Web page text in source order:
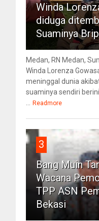
Winda
diduga
Suaminya
Medan, RN Medan,
Winda Lorenza
meninggal dunia
suaminya sendiri
Readmore
3
Bang Muin
Wacana
TPP ASN
Bekasi